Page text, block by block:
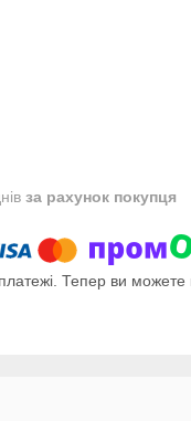
за рахунок покупця
Тепер ви